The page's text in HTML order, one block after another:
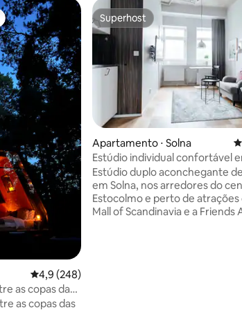
4,9 de uma avaliação média de 5, 248
4,9 (248)
as copas das
as copas das
Superhost
Superhost
Apartamento ⋅ Solna
Estúdio individual confortável
Estúdio duplo aconchegante de
em Solna, nos arredores do
Estocolmo e perto de atrações
Mall of Scandinavia e a Friends